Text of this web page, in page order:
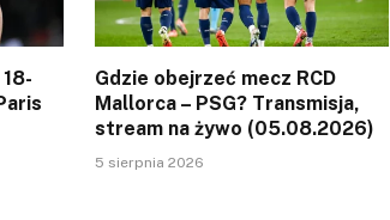
Gdzie obejrzeć mecz RCD
Mallorca – PSG? Transmisja,
stream na żywo (05.08.2026)
5 sierpnia 2026